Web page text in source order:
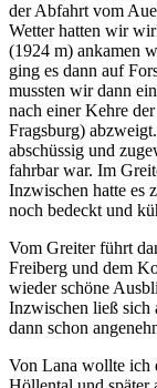
der Abfahrt vom
Wetter hatten wir
(1924 m) ankamen
ging es dann auf
mussten wir dann
nach einer Kehre
Fragsburg)
abschüssig und
fahrbar war. Im
Inzwischen hatte es
noch bedeckt und
Vom Greiter führt
Freiberg und dem
wieder schöne
Inzwischen ließ sich
dann schon
Von Lana wollte ich